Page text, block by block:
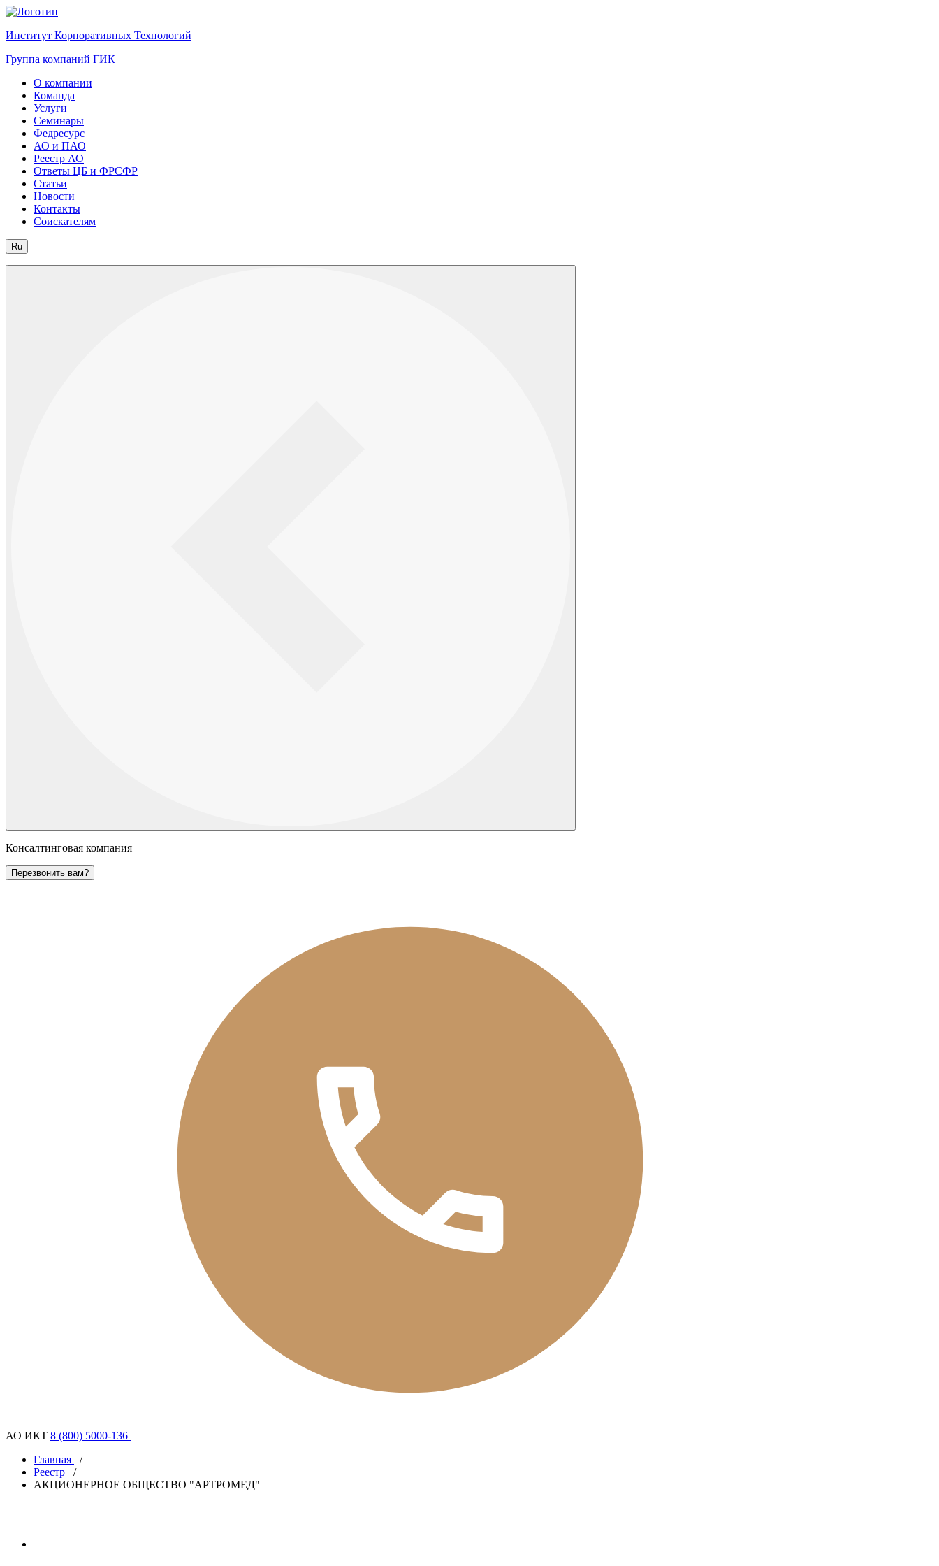
Институт Корпоративных Технологий
Группа компаний ГИК
О компании
Команда
Услуги
Семинары
Федресурс
АО и ПАО
Реестр АО
Ответы ЦБ и ФРСФР
Статьи
Новости
Контакты
Соискателям
Ru
Консалтинговая компания
Перезвонить вам?
АО ИКТ 8 (800) 5000-136
Главная
/
Реестр
/
АКЦИОНЕРНОЕ ОБЩЕСТВО "АРТРОМЕД"